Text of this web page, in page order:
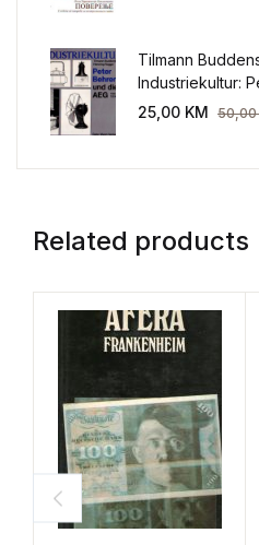
Tilmann
Industriekultur:
AEG 1907-1914.
25,00 KM 50,00
Related products